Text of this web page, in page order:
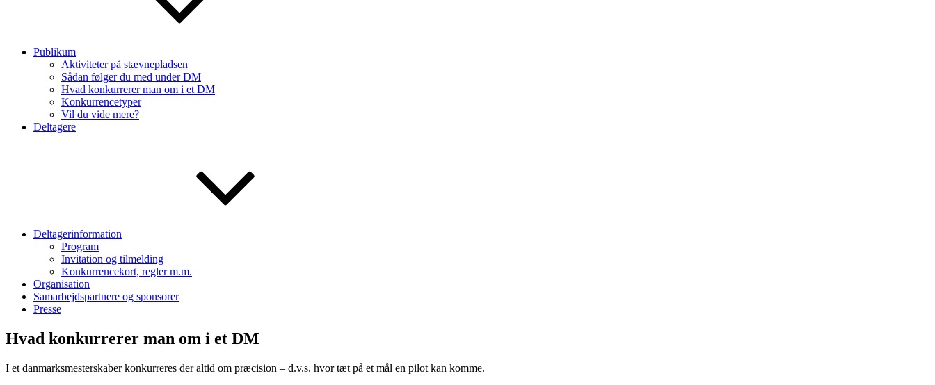
Publikum
Aktiviteter på stævnepladsen
Sådan følger du med under DM
Hvad konkurrerer man om i et DM
Konkurrencetyper
Vil du vide mere?
Deltagere
Deltagerinformation
Program
Invitation og tilmelding
Konkurrencekort, regler m.m.
Organisation
Samarbejdspartnere og sponsorer
Presse
Hvad konkurrerer man om i et DM
I et danmarksmesterskaber konkurreres der altid om præcision – d.v.s. hvor tæt på et mål en pilot kan komme.